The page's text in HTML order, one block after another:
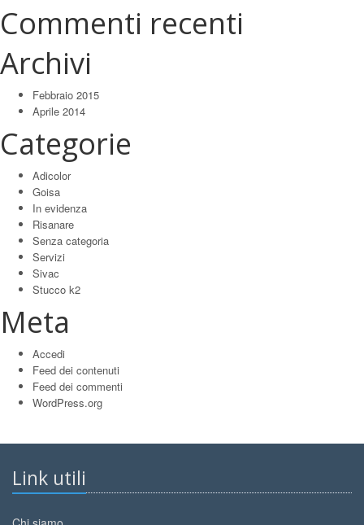
Commenti recenti
Archivi
Febbraio 2015
Aprile 2014
Categorie
Adicolor
Goisa
In evidenza
Risanare
Senza categoria
Servizi
Sivac
Stucco k2
Meta
Accedi
Feed dei contenuti
Feed dei commenti
WordPress.org
Link utili